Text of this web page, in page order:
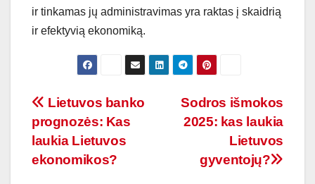
ir tinkamas jų administravimas yra raktas į skaidrią
ir efektyvią ekonomiką.
Navigacija
tarp
įrašų
Sodros išmokos
2025: kas laukia
Lietuvos
gyventojų?
Lietuvos banko
prognozės: Kas
laukia Lietuvos
ekonomikos?